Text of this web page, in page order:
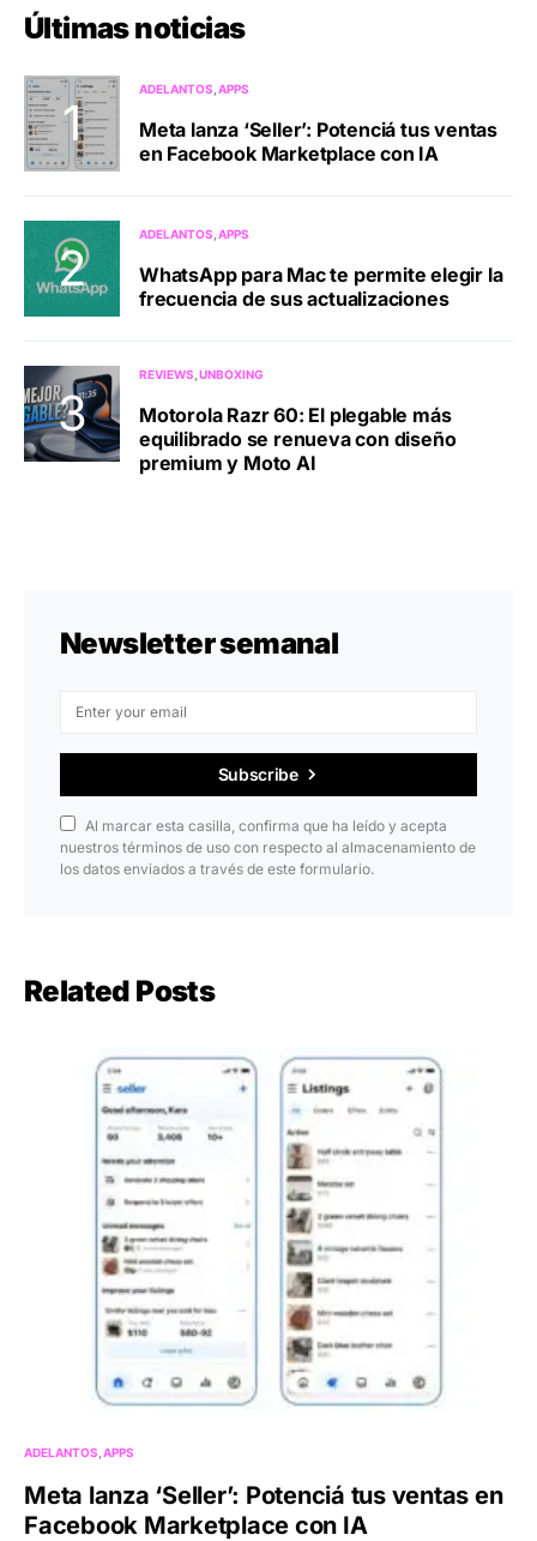
Últimas noticias
ADELANTOS APPS
Meta lanza ‘Seller’: Potenciá tus ventas
en Facebook Marketplace con IA
ADELANTOS APPS
WhatsApp para Mac te permite elegir la
frecuencia de sus actualizaciones
REVIEWS UNBOXING
Motorola Razr 60: El plegable más
equilibrado se renueva con diseño
premium y Moto AI
Newsletter semanal
Subscribe
Al marcar esta casilla, confirma que ha leído y acepta
nuestros términos de uso con respecto al almacenamiento de
los datos enviados a través de este formulario.
Related Posts
ADELANTOS APPS
Meta lanza ‘Seller’: Potenciá tus ventas en
Facebook Marketplace con IA